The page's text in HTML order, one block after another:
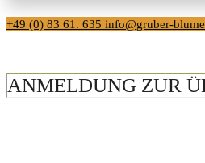
+49 (0) 83 61. 635 info@gruber-